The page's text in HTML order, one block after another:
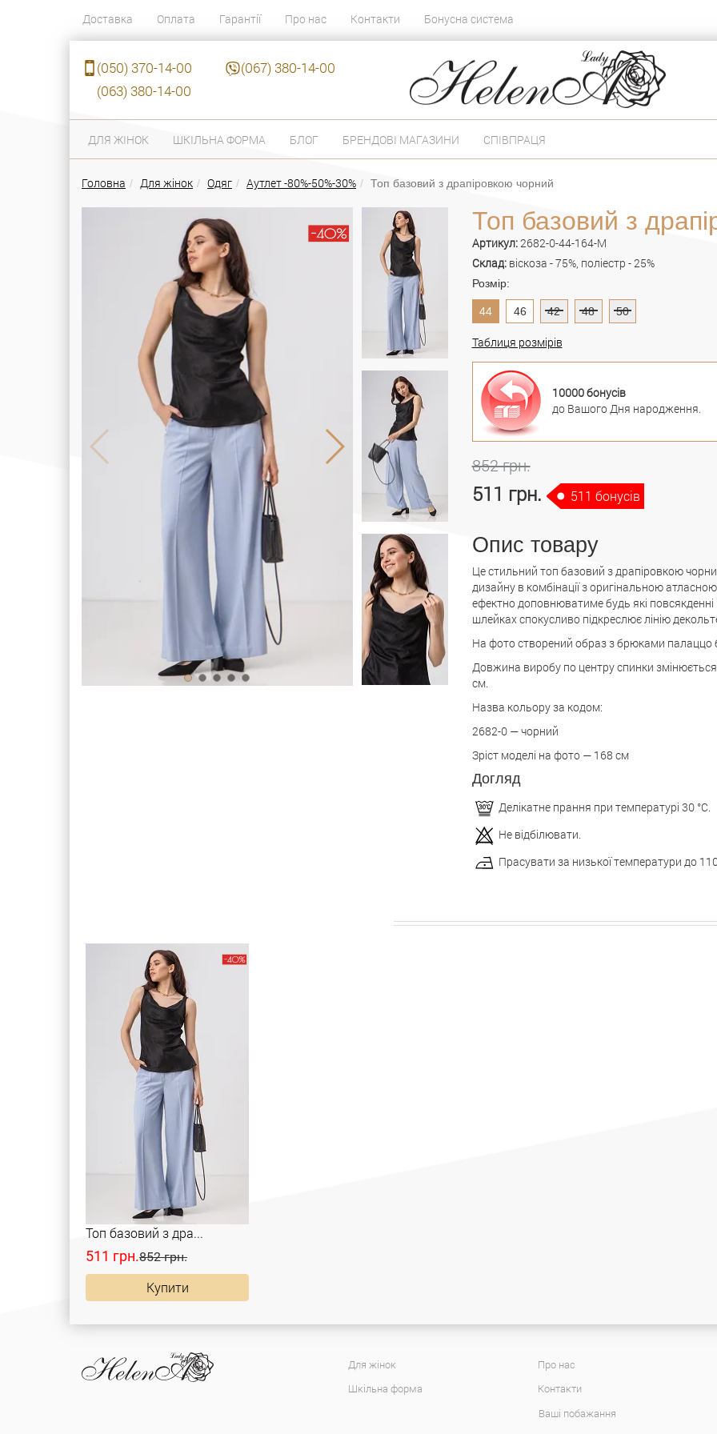
Доставка Оплата Гарантії Про нас Контакти Бонусна система
(050) 370-14-00
(067) 380-14-00
(063) 380-14-00
ДЛЯ ЖІНОК ШКІЛЬНА ФОРМА БЛОГ БРЕНДОВІ МАГАЗИНИ СПІВПРАЦЯ
Головна Для жінок Одяг Аутлет -80%-50%-30% Топ базовий з драпіровкою чорний
Топ базовий з
Артикул:2682-0-44-164-M
Склад: віскоза - 75%, поліестр - 25%
Розмір:
44 46 42 48 50
Таблиця розмірів
10000 бонусів
до Вашого Дня народження.
852 грн.
511 грн. 511 бонусів
Опис товару
Це стильний топ базовий з драпіровкою
дизайну в комбінації з оригінальною
ефектно доповнюватиме будь які
шлейках спокусливо підкреслює лінію
На фото створений образ з брюками палаццо
Довжина виробу по центру спинки
см.
Назва кольору за кодом:
2682-0 — чорний
Зріст моделі на фото — 168 см
Догляд
Делікатне прання при температурі 30 °С.
Не відбілювати.
Прасувати за низької температури до
Топ базовий з дра...
511 грн.852 грн.
Купити
Для жінок
Шкільна форма
Про нас
Контакти
Ваші побажання